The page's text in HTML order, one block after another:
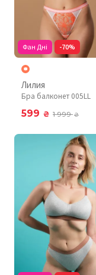
Фан Дні -70%
Лилия
Бра балконет 005LL
599 ₴ 1 999₴